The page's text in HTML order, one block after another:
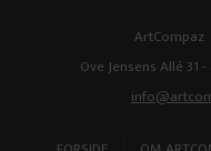
ArtCompaz
Ove Jensens Allé 31